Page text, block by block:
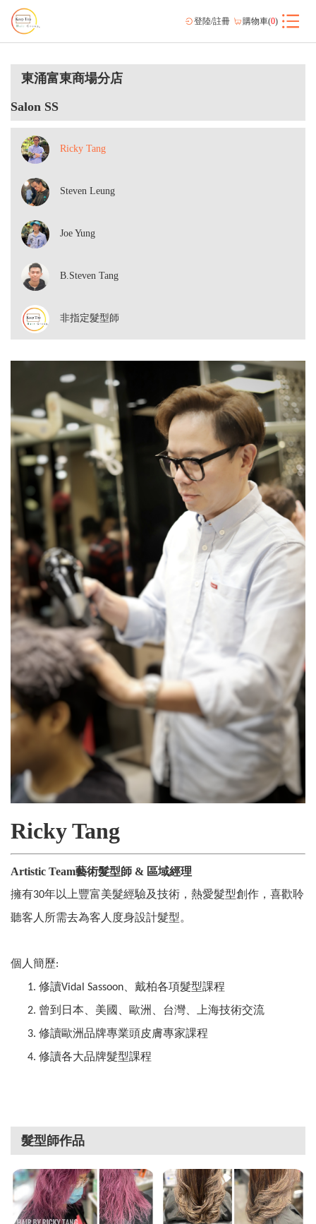
登陸/註冊 購物車(0)
東涌富東商場分店
Salon SS
Ricky Tang
Steven Leung
Joe Yung
B.Steven Tang
非指定髮型師
Ricky Tang
Artistic Team藝術髮型師 & 區域經理
擁有30年以上豐富美髮經驗及技術，熱愛髮型創作，喜歡聆
聽客人所需去為客人度身設計髮型。
個人簡歷:
1. 修讀Vidal Sassoon 、戴柏各項髮型課程
2. 曾到日本、美國、歐洲、台灣、上海技術交流
3. 修讀歐洲品牌專業頭皮膚專家課程
4. 修讀各大品牌髮型課程
髮型師作品